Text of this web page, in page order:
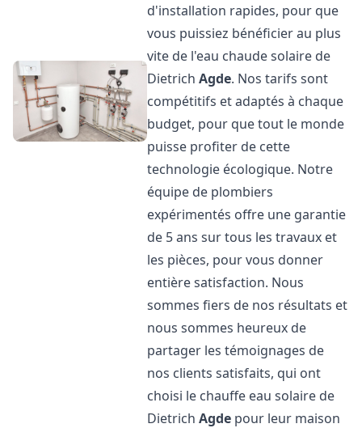
d'installation rapides, pour que
vous puissiez bénéficier au plus
vite de l'eau chaude solaire de
DietrichAgde. Nos tarifs sont
compétitifs et adaptés à chaque
budget, pour que tout le monde
puisse profiter de cette
technologie écologique. Notre
équipe de plombiers
expérimentés offre une garantie
de 5 ans sur tous les travaux et
les pièces, pour vous donner
entière satisfaction. Nous
sommes fiers de nos résultats et
nous sommes heureux de
partager les témoignages de
nos clients satisfaits, qui ont
choisi le chauffe eau solaire de
DietrichAgde pour leur maison